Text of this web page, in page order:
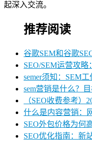
起深入交流。
推荐阅读
谷歌SEM和谷歌
SEO/SEM运营攻
semer须知：SEM
sem营销是什么？
（SEO收费参考）
什么是内容营销：
SEO外包价格为何
SEO优化指南：新